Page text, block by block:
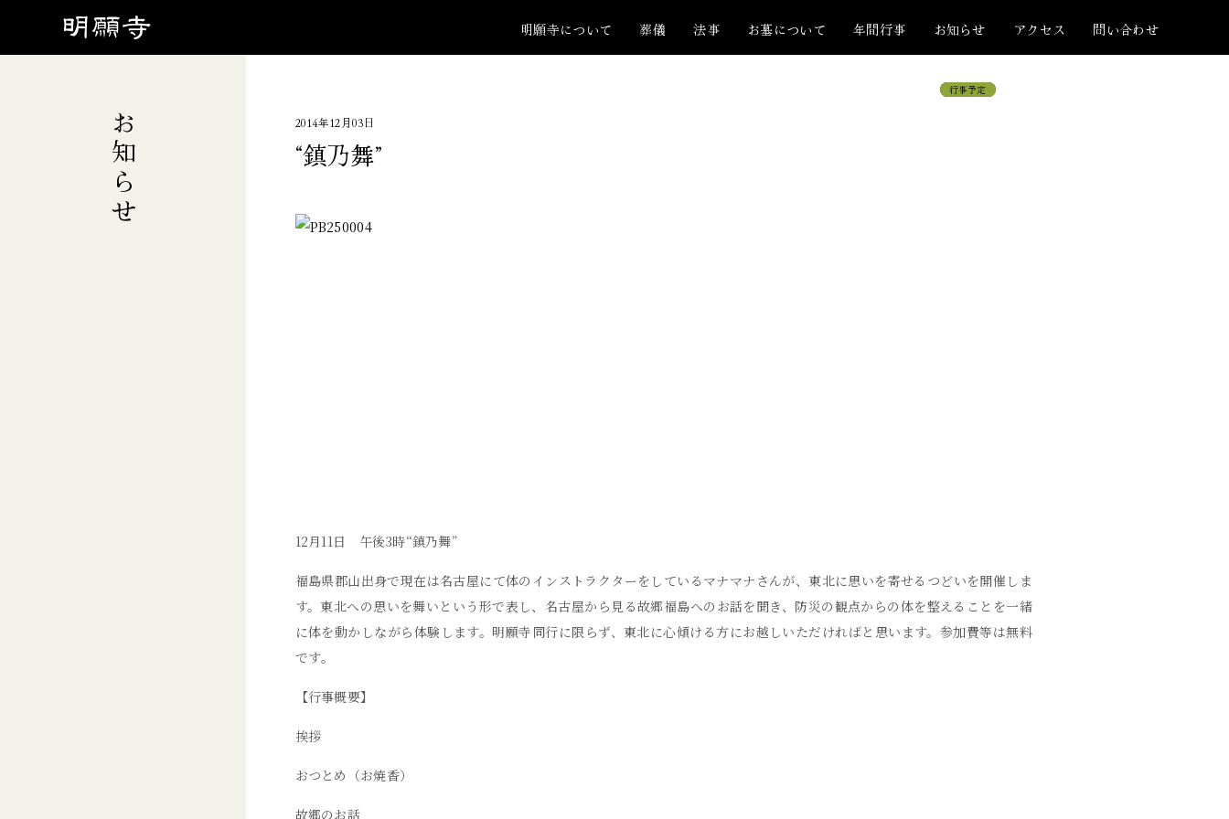
明願寺について 葬儀 法事 お墓について 年間行事 お知らせ アクセス 問い合わせ
お知らせ 2014年12月03日
“鎮乃舞”
若院日記
行事予定
12月11日 午後3時“鎮乃舞”
福島県郡山出身で現在は名古屋にて体のインストラクターをしているマナマナさんが、東北に思いを寄せるつどいを開催しま
す。東北への思いを舞いという形で表し、名古屋から見る故郷福島へのお話を聞き、防災の観点からの体を整えることを一緒
に体を動かしながら体験します。明願寺同行に限らず、東北に心傾ける方にお越しいただければと思います。参加費等は無料
です｡
【行事概要】
挨拶
おつとめ（お焼香）
故郷のお話